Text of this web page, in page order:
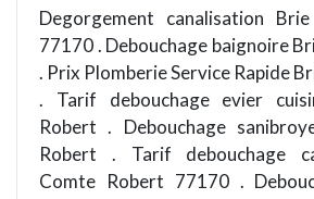
Degorgement canalisation
77170 . Debouchage baignoire
. Prix Plomberie Service Rapide
. Tarif debouchage evier
Robert . Debouchage
Robert . Tarif debouchage
Comte Robert 77170 .